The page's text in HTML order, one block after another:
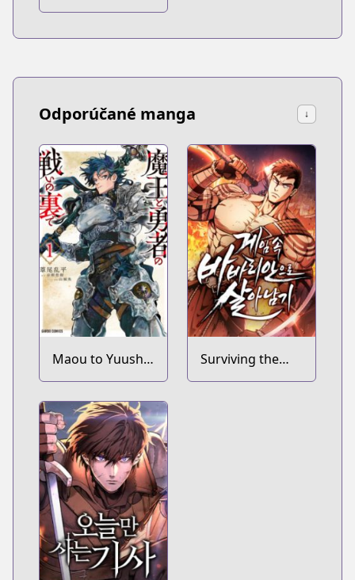
Odporúčané manga ↓
Maou to Yuusha
no Tatakai no
Ura de
Surviving the
Game as a